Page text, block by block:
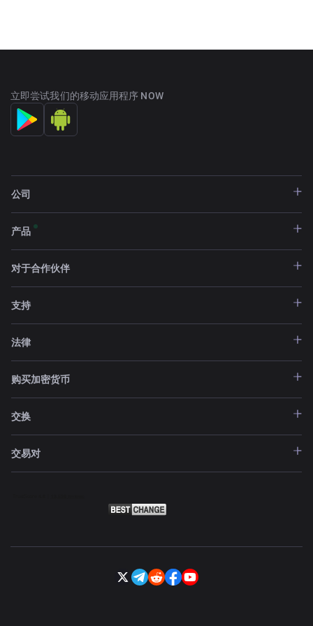
立即尝试我们的移动应用程序 NOW
公司
产品
对于合作伙伴
支持
法律
购买加密货币
交换
交易对